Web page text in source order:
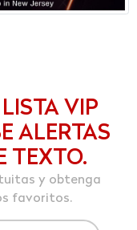
VIP
ALERTAS
TEXTO.
y obtenga
favoritos.